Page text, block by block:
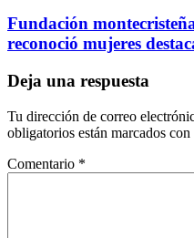
Fundación
reconoció mujeres
Deja una respuesta
Tu dirección de correo
obligatorios están marcados con
Comentario *